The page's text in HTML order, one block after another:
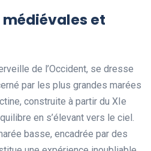
et
de l’Occident, se dresse
par les plus grandes marées
construite à partir du XIe
en s’élevant vers le ciel.
basse, encadrée par des